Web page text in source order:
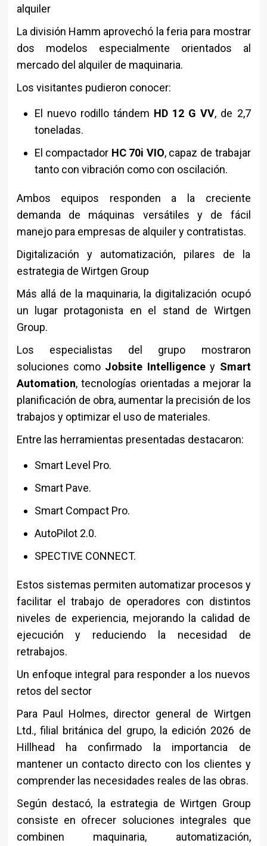
alquiler
La división Hamm aprovechó la feria para mostrar
dos modelos especialmente orientados al
mercado del alquiler de maquinaria.
Los visitantes pudieron conocer:
El nuevo rodillo tándem HD 12 G VV, de 2,7
toneladas.
El compactador HC 70i VIO, capaz de trabajar
tanto con vibración como con oscilación.
Ambos equipos responden a la creciente
demanda de máquinas versátiles y de fácil
manejo para empresas de alquiler y contratistas.
Digitalización y automatización, pilares de la
estrategia de Wirtgen Group
Más allá de la maquinaria, la digitalización ocupó
un lugar protagonista en el stand de Wirtgen
Group.
Los especialistas del grupo mostraron
soluciones como Jobsite Intelligencey Smart
Automation, tecnologías orientadas a mejorar la
planificación de obra, aumentar la precisión de los
trabajos y optimizar el uso de materiales.
Entre las herramientas presentadas destacaron:
Smart Level Pro.
Smart Pave.
Smart Compact Pro.
AutoPilot 2.0.
SPECTIVE CONNECT.
Estos sistemas permiten automatizar procesos y
facilitar el trabajo de operadores con distintos
niveles de experiencia, mejorando la calidad de
ejecución y reduciendo la necesidad de
retrabajos.
Un enfoque integral para responder a los nuevos
retos del sector
Para Paul Holmes, director general de Wirtgen
Ltd., filial británica del grupo, la edición 2026 de
Hillhead ha confirmado la importancia de
mantener un contacto directo con los clientes y
comprender las necesidades reales de las obras.
Según destacó, la estrategia de Wirtgen Group
consiste en ofrecer soluciones integrales que
combinen maquinaria, automatización,